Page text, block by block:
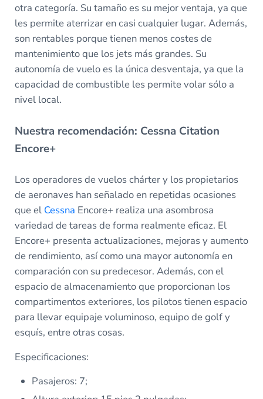
otra categoría. Su tamaño es su mejor ventaja, ya que
les permite aterrizar en casi cualquier lugar. Además,
son rentables porque tienen menos costes de
mantenimiento que los jets más grandes. Su
autonomía de vuelo es la única desventaja, ya que la
capacidad de combustible les permite volar sólo a
nivel local.
Nuestra recomendación: Cessna Citation
Encore+
Los operadores de vuelos chárter y los propietarios
de aeronaves han señalado en repetidas ocasiones
que el Cessna Encore+ realiza una asombrosa
variedad de tareas de forma realmente eficaz. El
Encore+ presenta actualizaciones, mejoras y aumento
de rendimiento, así como una mayor autonomía en
comparación con su predecesor. Además, con el
espacio de almacenamiento que proporcionan los
compartimentos exteriores, los pilotos tienen espacio
para llevar equipaje voluminoso, equipo de golf y
esquís, entre otras cosas.
Especificaciones:
Pasajeros: 7;